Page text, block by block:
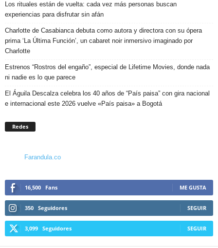
Los rituales están de vuelta: cada vez más personas buscan
experiencias para disfrutar sin afán
Charlotte de Casabianca debuta como autora y directora con su ópera
prima ‘La Última Función’, un cabaret noir inmersivo imaginado por
Charlotte
Estrenos “Rostros del engaño”, especial de Lifetime Movies, donde nada
ni nadie es lo que parece
El Águila Descalza celebra los 40 años de “País paisa” con gira nacional
e internacional este 2026 vuelve «País paisa» a Bogotá
Redes
Farandula.co
16,500 Fans ME GUSTA
350 Seguidores SEGUIR
3,099 Seguidores SEGUIR